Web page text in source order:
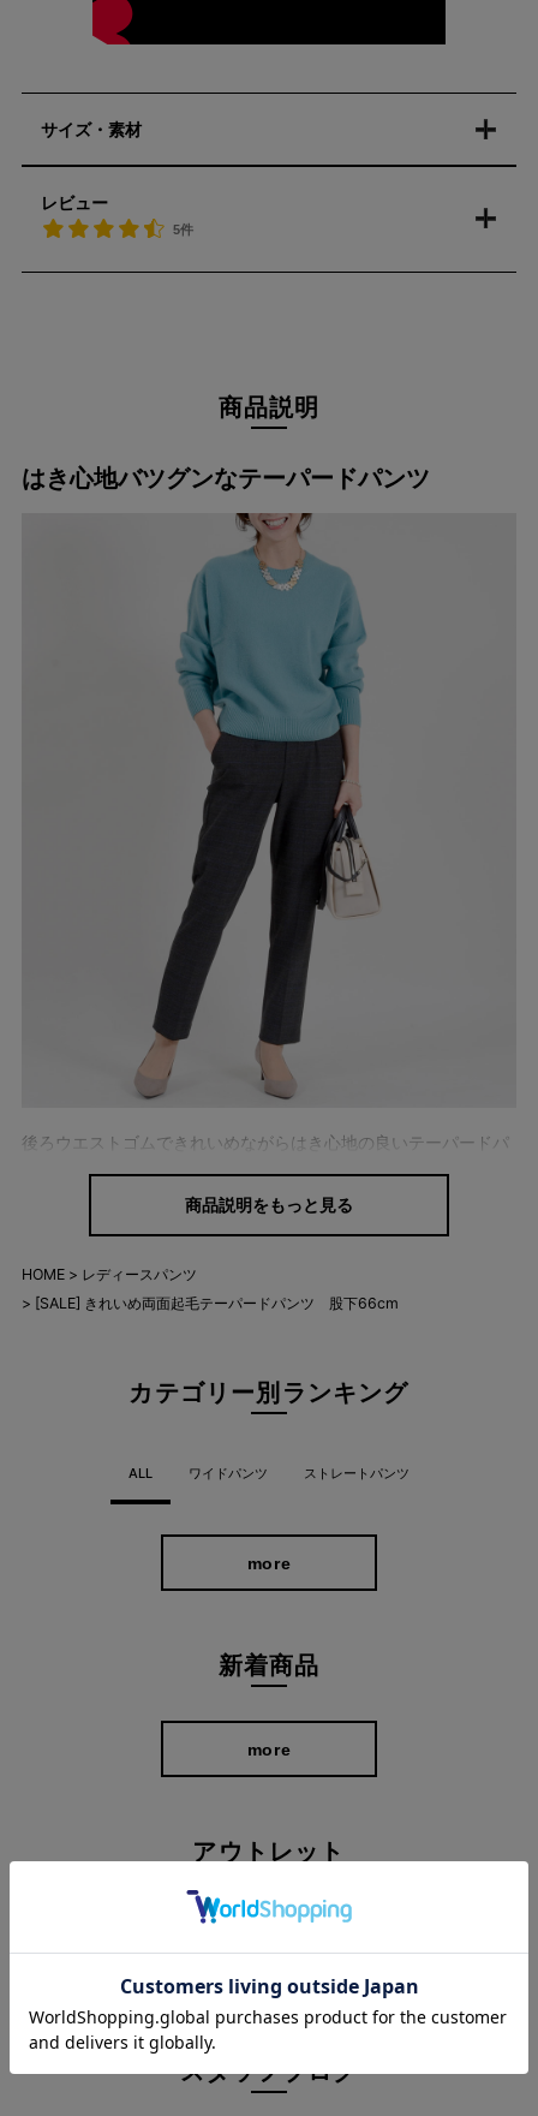
サイズ・素材
レビュー
5件
商品説明
はき心地バツグンなテーパードパンツ
後ろウエストゴムできれいめながらはき心地の良いテーパードパ
タテヨコ伸びるストレッチ素材で一日中快適に過ごしていただけ
両面起毛素材なので、肌触りも柔らかくあたたかいのが特長。
美しいシルエットでコーディネートに気負いなく取り入れられる
ポケット部分のレザー調のパイピングがワンポイント♪
商品説明をもっと見る
HOME
レディースパンツ
[SALE] きれいめ両面起毛テーパードパンツ 股下66cm
カテゴリー別ランキング
ALL ワイドパンツ ストレートパンツ
more
新着商品
more
アウトレット
在庫限り、全品30%OFF以上のスペシャル価格！
スタッフブログ